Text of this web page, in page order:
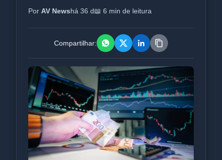
Por AV Newshá 36 d📖 6 min de leitura
Compartilhar: